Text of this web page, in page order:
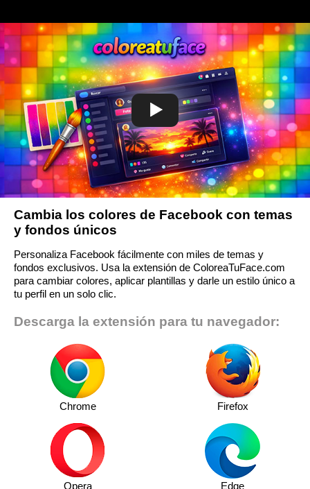
Cambia los colores de Facebook con temas
y fondos únicos
Personaliza Facebook fácilmente con miles de temas y
fondos exclusivos. Usa la extensión de ColoreaTuFace.com
para cambiar colores, aplicar plantillas y darle un estilo único a
tu perfil en un solo clic.
Descarga la extensión para tu navegador:
Chrome Firefox
Opera Edge